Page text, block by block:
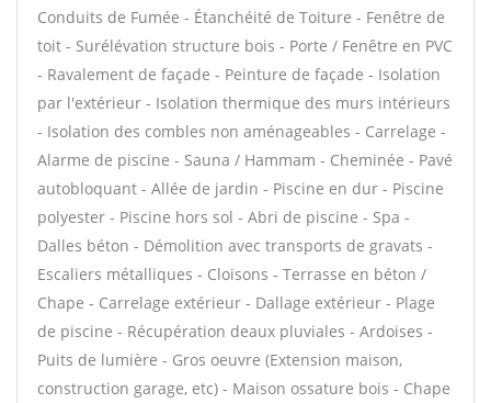
Conduits de Fumée - Étanchéité de Toiture - Fenêtre de
toit - Surélévation structure bois - Porte / Fenêtre en PVC
- Ravalement de façade - Peinture de façade - Isolation
par l'extérieur - Isolation thermique des murs intérieurs
- Isolation des combles non aménageables - Carrelage -
Alarme de piscine - Sauna / Hammam - Cheminée - Pavé
autobloquant - Allée de jardin - Piscine en dur - Piscine
polyester - Piscine hors sol - Abri de piscine - Spa -
Dalles béton - Démolition avec transports de gravats -
Escaliers métalliques - Cloisons - Terrasse en béton /
Chape - Carrelage extérieur - Dallage extérieur - Plage
de piscine - Récupération deaux pluviales - Ardoises -
Puits de lumière - Gros oeuvre (Extension maison,
construction garage, etc) - Maison ossature bois - Chape